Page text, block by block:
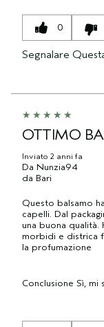
0
Segnalare
OTTIMO
Inviato 2 anni fa
Da Nunzia94
da Bari
Questo balsamo
capelli. Dal
una buona
morbidi e districa
la profumazione
Conclusione Sì, mi